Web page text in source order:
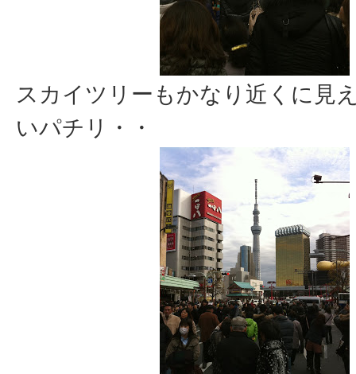
スカイツリーもかなり近くに見
いパチリ・・